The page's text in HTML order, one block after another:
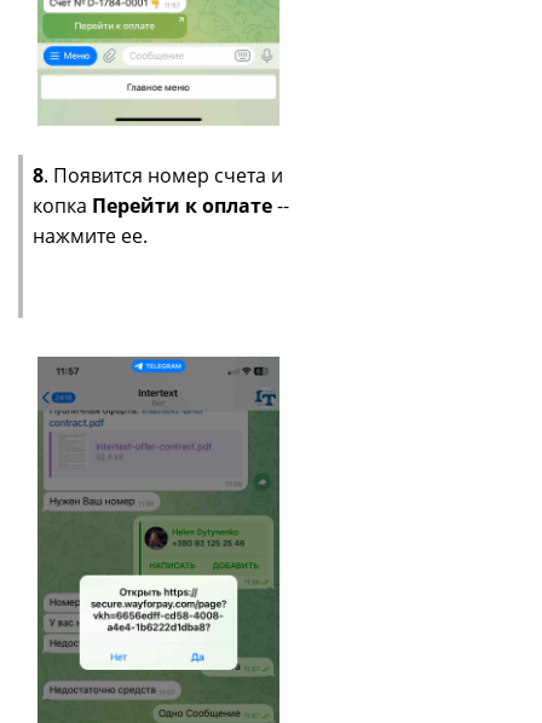
8. Появится номер счета и
копка Перейти к оплате--
нажмите ее.